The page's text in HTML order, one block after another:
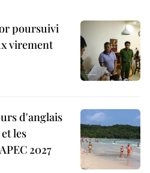
poursuivi
virement
d'anglais
les
2027